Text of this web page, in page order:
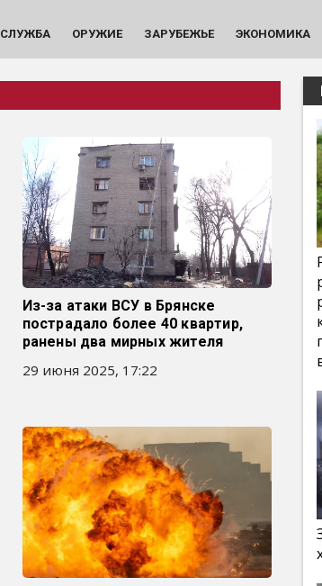
СЛУЖБА ОРУЖИЕ ЗАРУБЕЖЬЕ ЭКОНОМИКА
Из-за атаки ВСУ в Брянске
пострадало более 40 квартир,
ранены два мирных жителя
29 июня 2025, 17:22